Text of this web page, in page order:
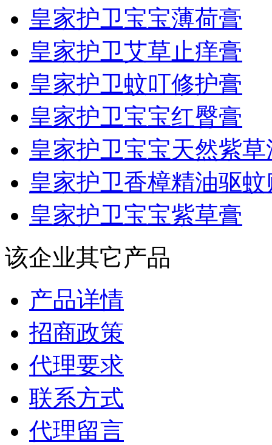
皇家护卫宝宝薄荷膏
皇家护卫艾草止痒膏
皇家护卫蚊叮修护膏
皇家护卫宝宝红臀膏
皇家护卫宝宝天然紫草
皇家护卫香樟精油驱蚊
皇家护卫宝宝紫草膏
该企业其它产品
产品详情
招商政策
代理要求
联系方式
代理留言